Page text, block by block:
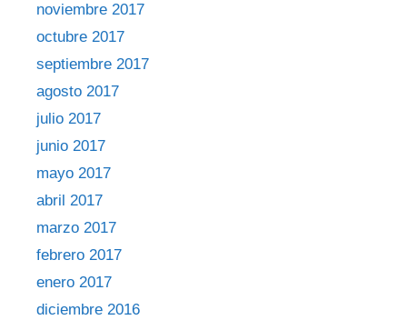
noviembre 2017
octubre 2017
septiembre 2017
agosto 2017
julio 2017
junio 2017
mayo 2017
abril 2017
marzo 2017
febrero 2017
enero 2017
diciembre 2016